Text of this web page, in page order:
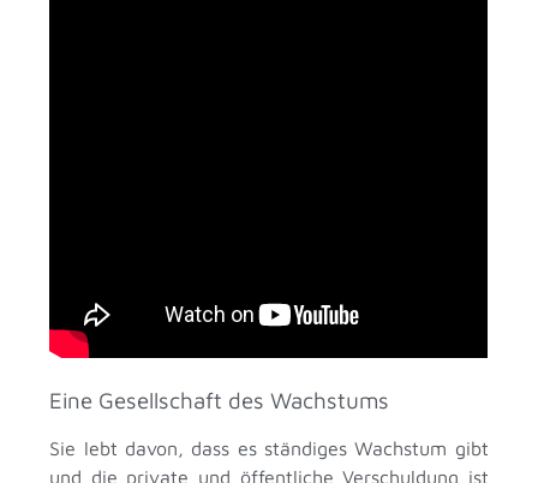
Eine Gesellschaft des Wachstums
Sie lebt davon, dass es ständiges Wachstum gibt
und die private und öffentliche Verschuldung ist